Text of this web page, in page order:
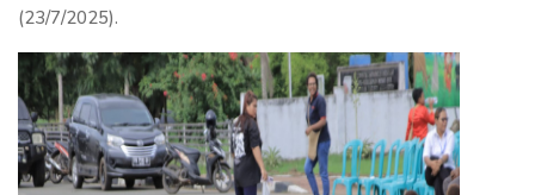
(23/7/2025).